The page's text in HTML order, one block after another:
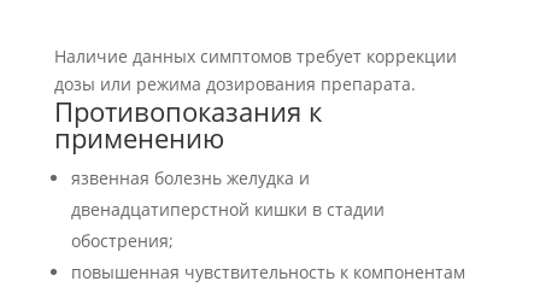
Наличие данных симптомов требует коррекции
дозы или режима дозирования препарата.
Противопоказания к
применению
язвенная болезнь желудка и
двенадцатиперстной кишки в стадии
обострения;
повышенная чувствительность к компонентам